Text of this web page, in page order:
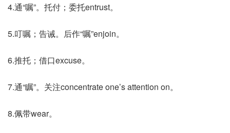
4.通“嘱”。托付；委托entrust。
5.叮嘱；告诫。后作“嘱”enjoin。
6.推托；借口excuse。
7.通“瞩”。关注concentrate one’s attention on。
8.佩带wear。